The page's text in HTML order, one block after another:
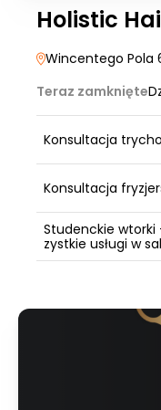
Holistic
Wincentego Pola
Teraz zamknięte
Konsultacja
Konsultacja
Studenckie wtorki
zystkie usługi w